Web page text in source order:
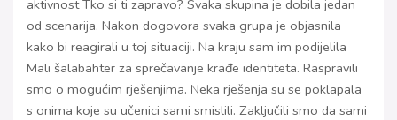
aktivnost Tko si ti zapravo? Svaka skupina je dobila jedan
od scenarija. Nakon dogovora svaka grupa je objasnila
kako bi reagirali u toj situaciji. Na kraju sam im podijelila
Mali šalabahter za sprečavanje krađe identiteta. Raspravili
smo o mogućim rješenjima. Neka rješenja su se poklapala
s onima koje su učenici sami smislili. Zaključili smo da sami